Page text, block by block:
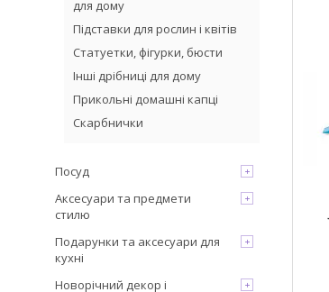
для дому
Підставки для рослин і квітів
Статуетки, фігурки, бюсти
Інші дрібниці для дому
Прикольні домашні капці
Скарбнички
Посуд
Аксесуари та предмети
стилю
Подарунки та аксесуари для
кухні
Новорічний декор і